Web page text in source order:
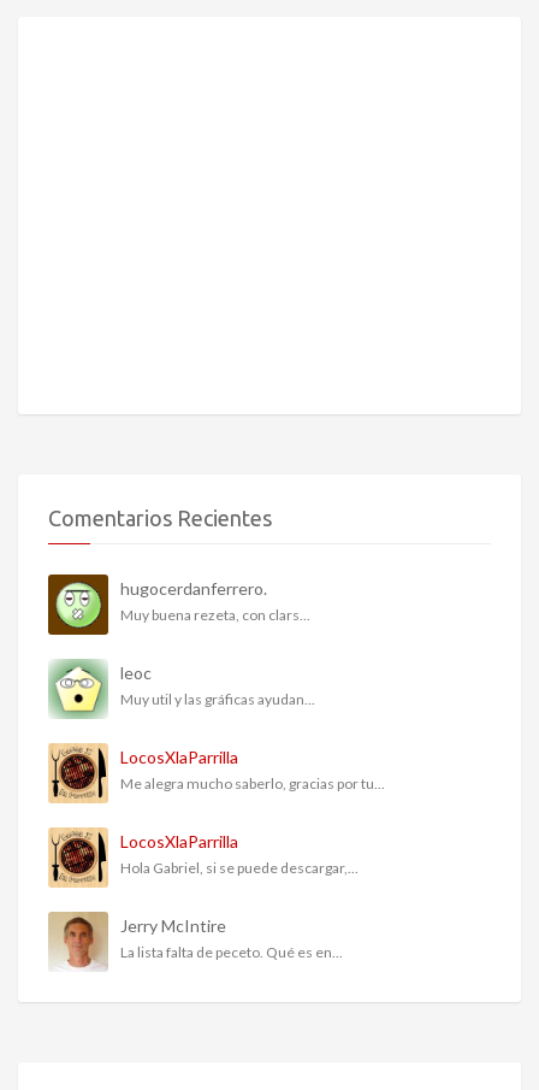
Comentarios Recientes
hugocerdanferrero.
Muy buena rezeta, con clars...
leoc
Muy util y las gráficas ayudan...
LocosXlaParrilla
Me alegra mucho saberlo, gracias por tu...
LocosXlaParrilla
Hola Gabriel, si se puede descargar,...
Jerry McIntire
La lista falta de peceto. Qué es en...